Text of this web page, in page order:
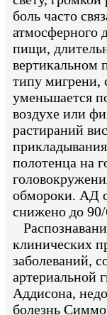
боль часто
атмосферного
пищи,
вертикальном
типу мигрени,
уменьшается
воздухе или
растираний
полотенца на
обмороки. АД
снижено до
клинических
заболеваний,
артериальной
Аддисона,
болезнь